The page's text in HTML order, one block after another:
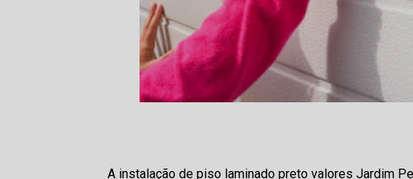
A instalação de piso laminado preto valores Jardim